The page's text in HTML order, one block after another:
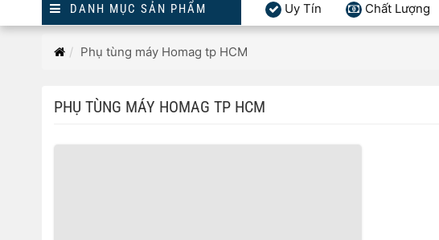
DANH MỤC SẢN PHẨM Uy Tín Chất Lượng
TrangPhụ tùng máy Homag tp HCM
PHỤ TÙNG MÁY HOMAG TP HCM